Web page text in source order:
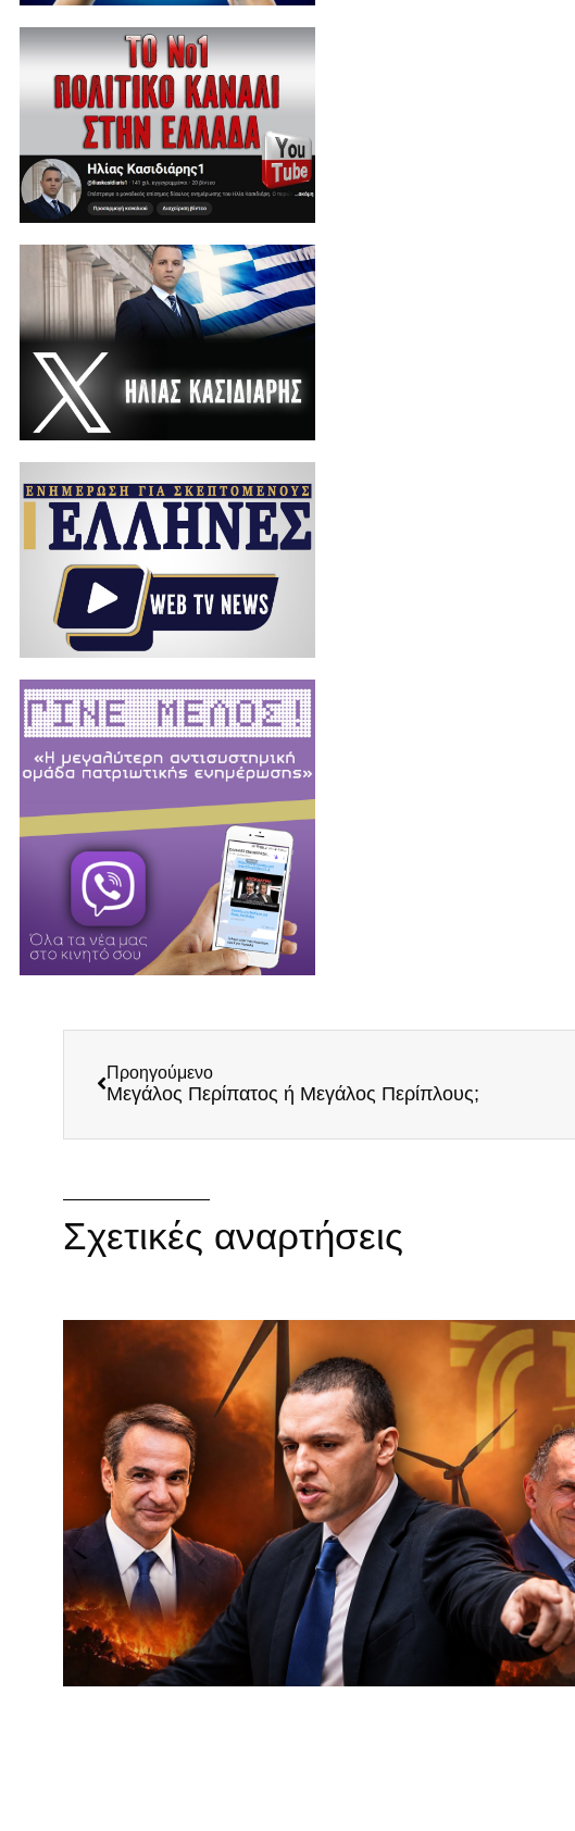
Προηγούμενο
Μεγάλος Περίπατος ή Μεγάλος Περίπλους;
Σχετικές αναρτήσεις